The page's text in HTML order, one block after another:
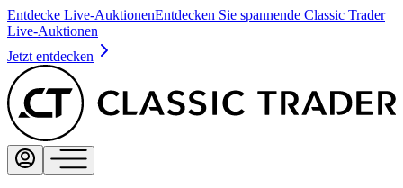
Entdecke Live-AuktionenEntdecken Sie spannende Classic Trader
Live-Auktionen
Jetzt entdecken